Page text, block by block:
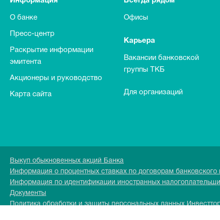
О банке
Пресс-центр
Раскрытие информации
эмитента
Акционеры и руководство
Карта сайта
Офисы
Карьера
Вакансии банковской
группы ТКБ
Для организаций
Выкуп обыкновенных акций Банка
Информация о процентных ставках по договорам
Информация по идентификации иностранных
Документы
Политика обработки и защиты персональных данных